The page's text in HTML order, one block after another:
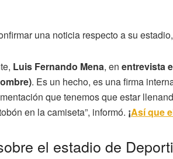
una noticia respecto a su
Luis Fernando Mena, en entrevista
. Es un hecho, es una firma
que tenemos que estar
en la camiseta”, informó. ¡Así que
el estadio de